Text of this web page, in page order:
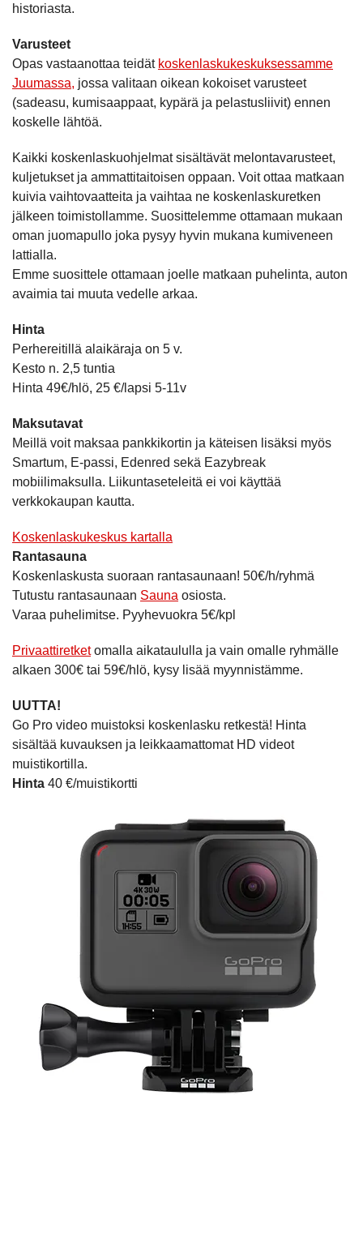
historiasta.
Varusteet
Opas vastaanottaa teidät koskenlaskukeskuksessamme
Juumassa, jossa valitaan oikean kokoiset varusteet
(sadeasu, kumisaappaat, kypärä ja pelastusliivit) ennen
koskelle lähtöä.
Kaikki koskenlaskuohjelmat sisältävät melontavarusteet,
kuljetukset ja ammattitaitoisen oppaan. Voit ottaa matkaan
kuivia vaihtovaatteita ja vaihtaa ne koskenlaskuretken
jälkeen toimistollamme. Suosittelemme ottamaan mukaan
oman juomapullo joka pysyy hyvin mukana kumiveneen
lattialla.
Emme suosittele ottamaan joelle matkaan puhelinta, auton
avaimia tai muuta vedelle arkaa.
Hinta
Perhereitillä alaikäraja on 5 v.
Kesto n. 2,5 tuntia
Hinta 49€/hlö, 25 €/lapsi 5-11v
Maksutavat
Meillä voit maksaa pankkikortin ja käteisen lisäksi myös
Smartum, E-passi, Edenred sekä Eazybreak
mobiilimaksulla. Liikuntaseteleitä ei voi käyttää
verkkokaupan kautta.
Koskenlaskukeskus kartalla
Rantasauna
Koskenlaskusta suoraan rantasaunaan! 50€/h/ryhmä
Tutustu rantasaunaan Sauna osiosta.
Varaa puhelimitse. Pyyhevuokra 5€/kpl
Privaattiretketomalla aikataululla ja vain omalle ryhmälle
alkaen 300€ tai 59€/hlö, kysy lisää myynnistämme.
UUTTA!
Go Pro video muistoksi koskenlasku retkestä! Hinta
sisältää kuvauksen ja leikkaamattomat HD videot
muistikortilla.
Hinta 40 €/muistikortti